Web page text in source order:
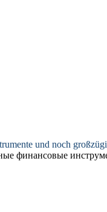
und noch
финансовые